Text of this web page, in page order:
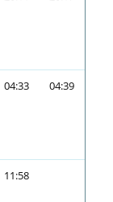
04:33 04:39
11:58